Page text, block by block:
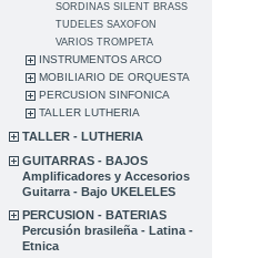
SORDINAS SILENT BRASS
TUDELES SAXOFON
VARIOS TROMPETA
INSTRUMENTOS ARCO
MOBILIARIO DE ORQUESTA
PERCUSION SINFONICA
TALLER LUTHERIA
TALLER - LUTHERIA
GUITARRAS - BAJOS
Amplificadores y Accesorios
Guitarra - Bajo UKELELES
PERCUSION - BATERIAS
Percusión brasileña - Latina -
Etnica